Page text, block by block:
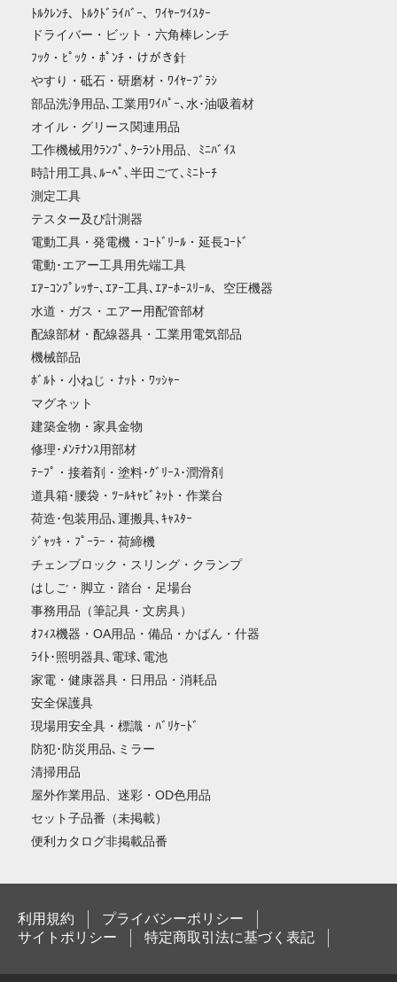
ﾄﾙｸﾚﾝﾁ、ﾄﾙｸﾄﾞﾗｲﾊﾞｰ、ﾜｲﾔｰﾂｲｽﾀｰ
ドライバー・ビット・六角棒レンチ
ﾌｯｸ・ﾋﾟｯｸ・ﾎﾟﾝﾁ・けがき針
やすり・砥石・研磨材・ﾜｲﾔｰﾌﾞﾗｼ
部品洗浄用品､工業用ﾜｲﾊﾟｰ､水･油吸着材
オイル・グリース関連用品
工作機械用ｸﾗﾝﾌﾟ､ｸｰﾗﾝﾄ用品、ﾐﾆﾊﾞｲｽ
時計用工具､ﾙｰﾍﾟ､半田ごて､ﾐﾆﾄｰﾁ
測定工具
テスター及び計測器
電動工具・発電機・ｺｰﾄﾞﾘｰﾙ・延長ｺｰﾄﾞ
電動･エアー工具用先端工具
ｴｱｰｺﾝﾌﾟﾚｯｻｰ､ｴｱｰ工具､ｴｱｰﾎｰｽﾘｰﾙ、空圧機器
水道・ガス・エアー用配管部材
配線部材・配線器具・工業用電気部品
機械部品
ﾎﾞﾙﾄ・小ねじ・ﾅｯﾄ・ﾜｯｼｬｰ
マグネット
建築金物・家具金物
修理･ﾒﾝﾃﾅﾝｽ用部材
ﾃｰﾌﾟ・接着剤・塗料･ｸﾞﾘｰｽ･潤滑剤
道具箱･腰袋・ﾂｰﾙｷｬﾋﾞﾈｯﾄ・作業台
荷造･包装用品､運搬具､ｷｬｽﾀｰ
ｼﾞｬｯｷ・ﾌﾟｰﾗｰ・荷締機
チェンブロック・スリング・クランプ
はしご・脚立・踏台・足場台
事務用品（筆記具・文房具）
ｵﾌｨｽ機器・OA用品・備品・かばん・什器
ﾗｲﾄ･照明器具､電球､電池
家電・健康器具・日用品・消耗品
安全保護具
現場用安全具・標識・ﾊﾞﾘｹｰﾄﾞ
防犯･防災用品､ミラー
清掃用品
屋外作業用品、迷彩・OD色用品
セット子品番（未掲載）
便利カタログ非掲載品番
利用規約
プライバシーポリシー
サイトポリシー
特定商取引法に基づく表記